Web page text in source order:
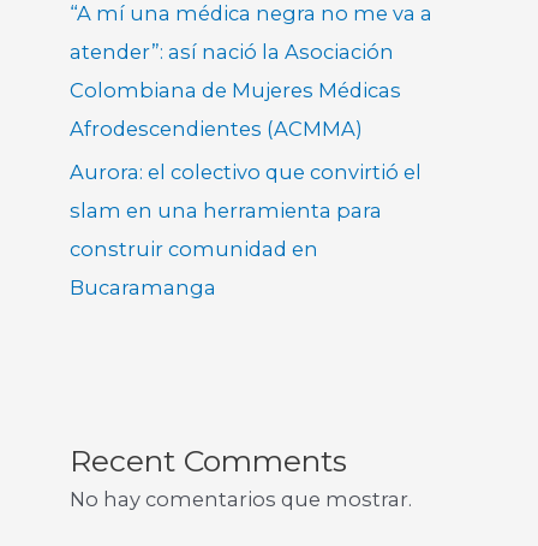
“A mí una médica negra no me va a
atender”: así nació la Asociación
Colombiana de Mujeres Médicas
Afrodescendientes (ACMMA)
Aurora: el colectivo que convirtió el
slam en una herramienta para
construir comunidad en
Bucaramanga
Recent Comments
No hay comentarios que mostrar.